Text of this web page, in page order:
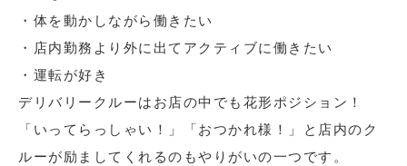
・体を動かしながら働きたい
・店内勤務より外に出てアクティブに働きたい
・運転が好き
デリバリークルーはお店の中でも花形ポジション！
「いってらっしゃい！」「おつかれ様！」と店内のク
ルーが励ましてくれるのもやりがいの一つです。